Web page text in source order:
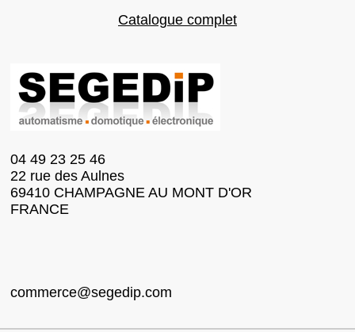
Catalogue complet
04 49 23 25 46
22 rue des Aulnes
69410 CHAMPAGNE AU MONT D'OR
FRANCE
commerce@segedip.com